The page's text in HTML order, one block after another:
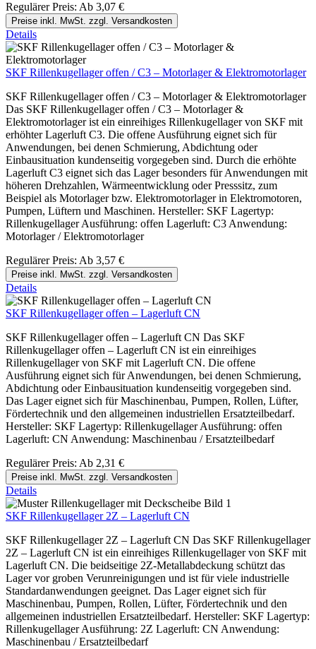
Regulärer Preis: Ab 3,07 €
Preise inkl. MwSt. zzgl. Versandkosten
Details
SKF Rillenkugellager offen / C3 – Motorlager & Elektromotorlager
SKF Rillenkugellager offen / C3 – Motorlager & Elektromotorlager
Das SKF Rillenkugellager offen / C3 – Motorlager &
Elektromotorlager ist ein einreihiges Rillenkugellager von SKF mit
erhöhter Lagerluft C3. Die offene Ausführung eignet sich für
Anwendungen, bei denen Schmierung, Abdichtung oder
Einbausituation kundenseitig vorgegeben sind. Durch die erhöhte
Lagerluft C3 eignet sich das Lager besonders für Anwendungen mit
höheren Drehzahlen, Wärmeentwicklung oder Presssitz, zum
Beispiel als Motorlager bzw. Elektromotorlager in Elektromotoren,
Pumpen, Lüftern und Maschinen. Hersteller: SKF Lagertyp:
Rillenkugellager Ausführung: offen Lagerluft: C3 Anwendung:
Motorlager / Elektromotorlager
Regulärer Preis: Ab 3,57 €
Preise inkl. MwSt. zzgl. Versandkosten
Details
SKF Rillenkugellager offen – Lagerluft CN
SKF Rillenkugellager offen – Lagerluft CN Das SKF
Rillenkugellager offen – Lagerluft CN ist ein einreihiges
Rillenkugellager von SKF mit Lagerluft CN. Die offene
Ausführung eignet sich für Anwendungen, bei denen Schmierung,
Abdichtung oder Einbausituation kundenseitig vorgegeben sind.
Das Lager eignet sich für Maschinenbau, Pumpen, Rollen, Lüfter,
Fördertechnik und den allgemeinen industriellen Ersatzteilbedarf.
Hersteller: SKF Lagertyp: Rillenkugellager Ausführung: offen
Lagerluft: CN Anwendung: Maschinenbau / Ersatzteilbedarf
Regulärer Preis: Ab 2,31 €
Preise inkl. MwSt. zzgl. Versandkosten
Details
SKF Rillenkugellager 2Z – Lagerluft CN
SKF Rillenkugellager 2Z – Lagerluft CN Das SKF Rillenkugellager
2Z – Lagerluft CN ist ein einreihiges Rillenkugellager von SKF mit
Lagerluft CN. Die beidseitige 2Z-Metallabdeckung schützt das
Lager vor groben Verunreinigungen und ist für viele industrielle
Standardanwendungen geeignet. Das Lager eignet sich für
Maschinenbau, Pumpen, Rollen, Lüfter, Fördertechnik und den
allgemeinen industriellen Ersatzteilbedarf. Hersteller: SKF Lagertyp:
Rillenkugellager Ausführung: 2Z Lagerluft: CN Anwendung:
Maschinenbau / Ersatzteilbedarf